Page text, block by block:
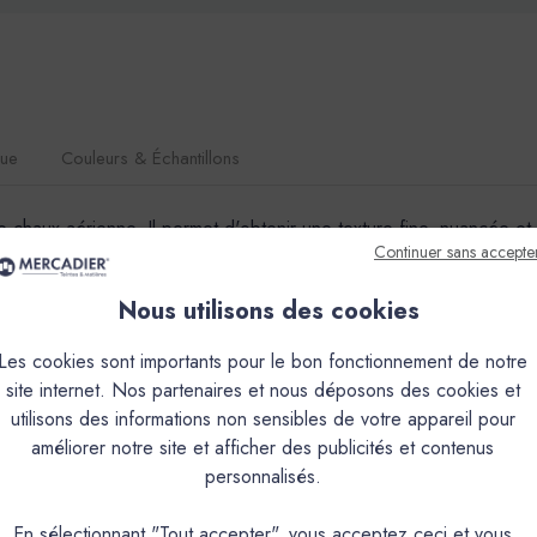
Couleurs & Échantillons
aérienne. Il permet d'obtenir une texture fine, nuancée
de décors multiples: taloché,écrasé et lissé.Sa nature en
poudre à mélanger ou Pré-teinté) rend utilisable ou non le
déconseillée à l’extérieur pour les teintes suivantes :
FADA, FIGUIER, GOLF CLAIR, GRAND PIN,
TREMPETTE.Teintes qui peuvent être utilisées à
CAMIN, CANAILLE, CHAVANNE, FRIOUL,
Continuer sans
Nous utilisons des cookies
Les cookies sont importants pour le bon fonctionnement de notre
site internet. Nos partenaires et nous déposons des cookies et
utilisons des informations non sensibles de votre appareil pour
améliorer notre site et afficher des publicités et contenus
personnalisés.